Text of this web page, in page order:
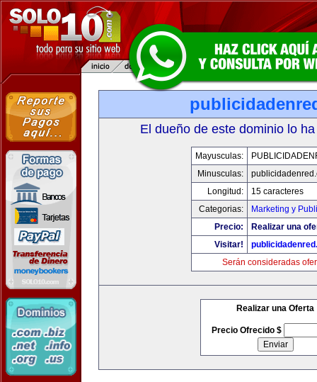
El dueño de este dominio lo
Mayusculas:
Minusculas:
Longitud:
15 caracteres
Categorias:
Marketing y
Precio:
Realizar una
Visitar!
Serán consideradas
Realizar una Oferta
Precio Ofrecido $